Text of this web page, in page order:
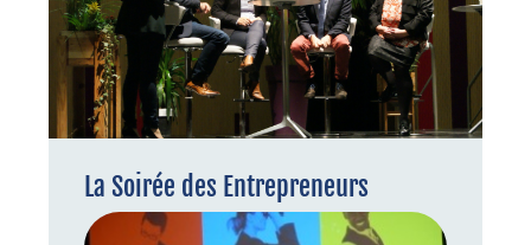
La Soirée des Entrepreneurs